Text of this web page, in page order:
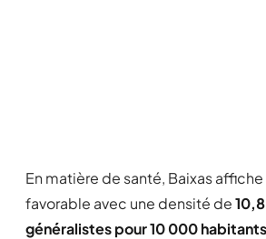
En matière de santé, Baixas
favorable avec une densité de
généralistes pour 10 000 habitants